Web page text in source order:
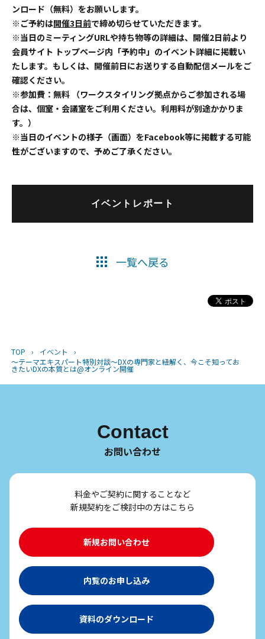
ンロード（無料）をお願いします。
※ご予約は開催3日前で締め切らせていただきます。
※当日のミーティングURLや持ち物等の詳細は、開催2日前より
会員サイト トップページ内「予約中」のイベント詳細に掲載い
たします。もしくは、開催前日にお送りする自動配信メールをご
確認ください。
※参加費：無料 （ワークスタイリング拠点からご参加される場
合は、個室・会議室をご利用ください。利用料が別途かかりま
す。）
※当日のイベントの様子（画面）をFacebook等に掲載する可能
性がございますので、予めご了承ください。
イベントレポート
一覧へ戻る
TOP › イベント
›
〜テーマエキスパート特別対談〜DXの専門家と紐解く、今こそ知ってお
きたいDXの本質とは@オンライン開催
Contact
お問い合わせ
料金やご契約に関することなど
新規契約をご検討中の方はこちら
新規お問い合わせ
内覧のお申し込み
資料のダウンロード